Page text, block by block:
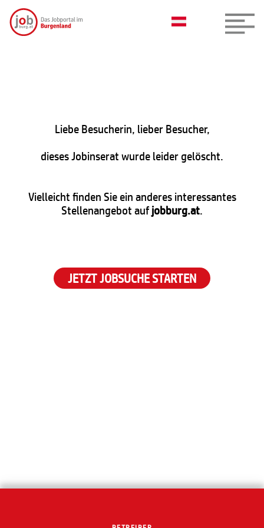
Liebe Besucherin, lieber Besucher,
dieses Jobinserat wurde leider gelöscht.
Vielleicht finden Sie ein anderes interessantes
Stellenangebot aufjobburg.at.
JETZT JOBSUCHE STARTEN